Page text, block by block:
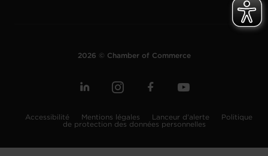
2026 © Chamber of Commerce
Accessibilité Mentions légales Lanceur d'alerte
Politique
de protection des données personnelles